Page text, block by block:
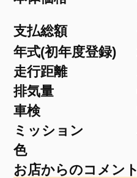
支払総額
年式(初年度登録)
走行距離
排気量
車検
ミッション
色
お店からのコメント